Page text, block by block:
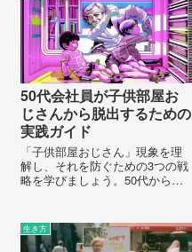
50代会社員が子供部屋お
じさんから脱出するための
実践ガイド
「子供部屋おじさん」現象を理
解し、それを防ぐための3つの戦
略を学びましょう。50代からで
来を自分の手に取り戻しましょ
う。
生き方